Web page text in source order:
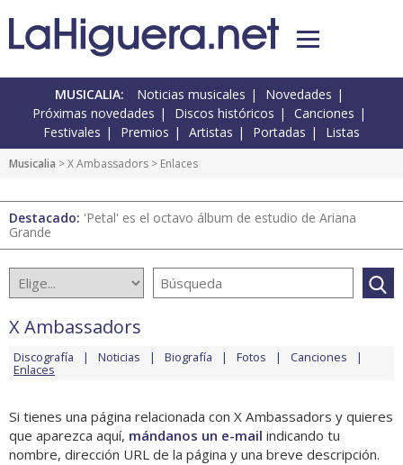
MUSICALIA: Noticias musicales
Novedades
Próximas novedades
Discos históricos
Canciones
Festivales
Premios Artistas Portadas Listas
Musicalia >X Ambassadors > Enlaces
Destacado: 'Petal' es el octavo álbum de estudio de Ariana
Grande
X Ambassadors
Discografía Noticias Biografía Fotos Canciones
Enlaces
Si tienes una página relacionada con X Ambassadors y quieres
que aparezca aquí, mándanos un e-mail indicando tu
nombre, dirección URL de la página y una breve descripción.